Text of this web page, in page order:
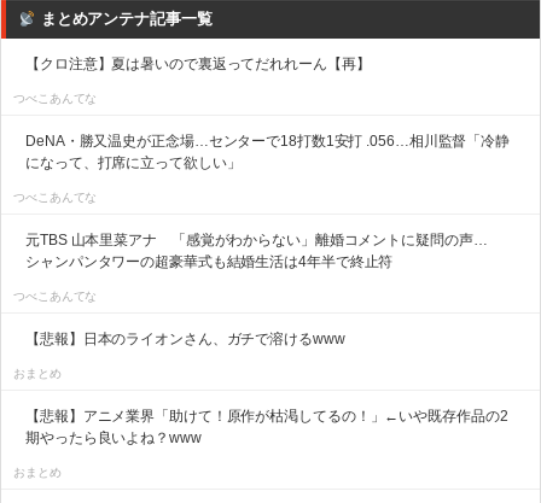
まとめアンテナ記事一覧
【クロ注意】夏は暑いので裏返ってだれれーん【再】
つべこあんてな
DeNA・勝又温史が正念場…センターで18打数1安打 .056…相川監督「冷静
になって、打席に立って欲しい」
つべこあんてな
元TBS 山本里菜アナ 「感覚がわからない」離婚コメントに疑問の声…
シャンパンタワーの超豪華式も結婚生活は4年半で終止符
つべこあんてな
【悲報】日本のライオンさん、ガチで溶けるwww
おまとめ
【悲報】アニメ業界「助けて！原作が枯渇してるの！」←いや既存作品の2
期やったら良いよね？www
おまとめ